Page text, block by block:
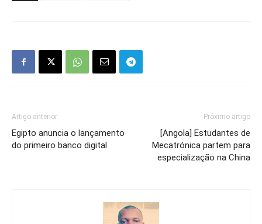
Artigo anterior
Egipto anuncia o lançamento
do primeiro banco digital
Próximo artigo
[Angola] Estudantes de
Mecatrónica partem para
especialização na China